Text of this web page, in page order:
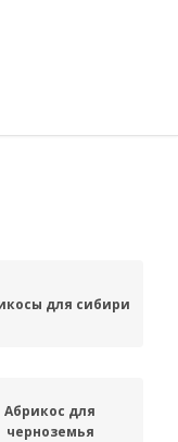
для сибири
Абрикос для
черноземья